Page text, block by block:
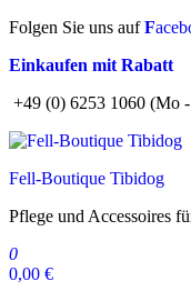
Zum
springen
Folgen Sie uns aufF
Einkaufen mit Rabatt
+49 (0) 6253 1060 (Mo
Fell-Boutique Tibidog
Pflege und Accessoires
0
0,00 €